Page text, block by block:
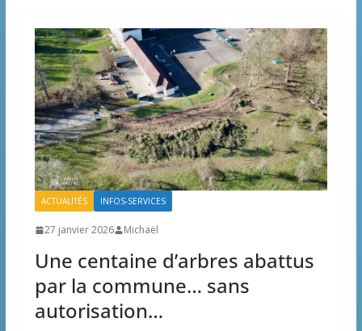
ACTUALITÉS INFOS-SERVICES
27 janvier 2026 Michaël
Une centaine d’arbres abattus
par la commune… sans
autorisation…